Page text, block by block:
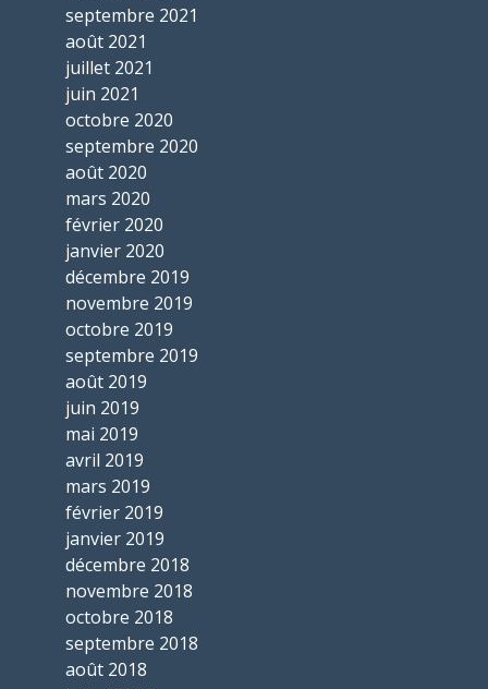
septembre 2021
août 2021
juillet 2021
juin 2021
octobre 2020
septembre 2020
août 2020
mars 2020
février 2020
janvier 2020
décembre 2019
novembre 2019
octobre 2019
septembre 2019
août 2019
juin 2019
mai 2019
avril 2019
mars 2019
février 2019
janvier 2019
décembre 2018
novembre 2018
octobre 2018
septembre 2018
août 2018